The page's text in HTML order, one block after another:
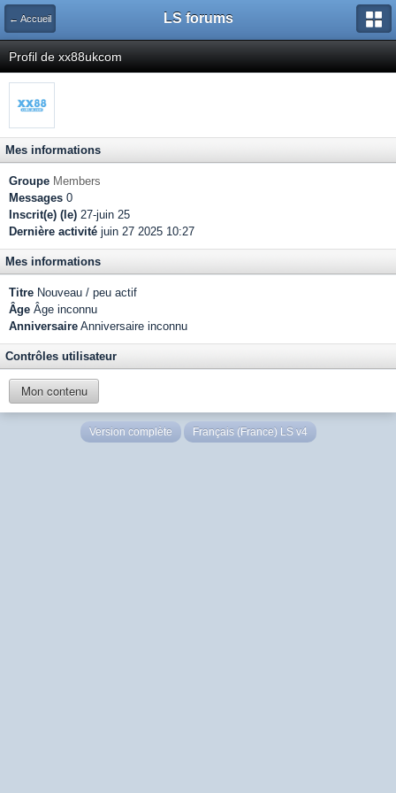
← Accueil LS forums
Profil de xx88ukcom
Mes informations
Groupe Members
Messages 0
Inscrit(e) (le) 27-juin 25
Dernière activité juin 27 2025 10:27
Mes informations
Titre Nouveau / peu actif
Âge Âge inconnu
Anniversaire Anniversaire inconnu
Contrôles utilisateur
Mon contenu
Version complète Français (France) LS v4